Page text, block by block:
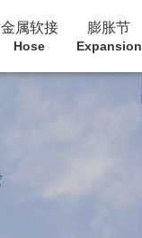
金属软接
Hose
膨胀节
Expansion